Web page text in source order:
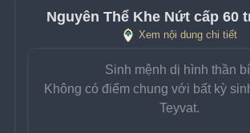
Nguyên Thể Khe Nứt cấp 60
Xem nội dung chi tiết
Sinh mệnh dị hình thần
Không có điểm chung với bất kỳ
Teyvat.